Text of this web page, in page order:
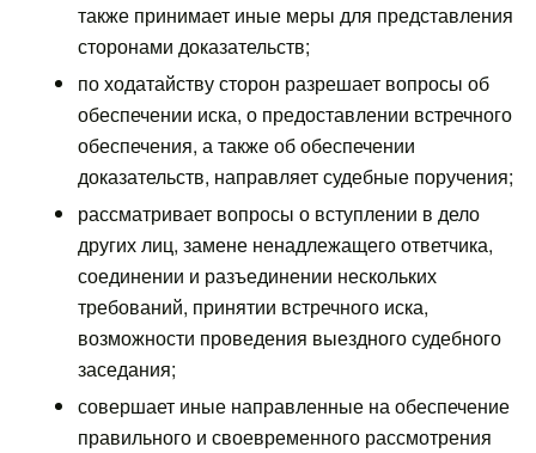
также принимает иные меры для представления
сторонами доказательств;
по ходатайству сторон разрешает вопросы об
обеспечении иска, о предоставлении встречного
обеспечения, а также об обеспечении
доказательств, направляет судебные поручения;
рассматривает вопросы о вступлении в дело
других лиц, замене ненадлежащего ответчика,
соединении и разъединении нескольких
требований, принятии встречного иска,
возможности проведения выездного судебного
заседания;
совершает иные направленные на обеспечение
правильного и своевременного рассмотрения